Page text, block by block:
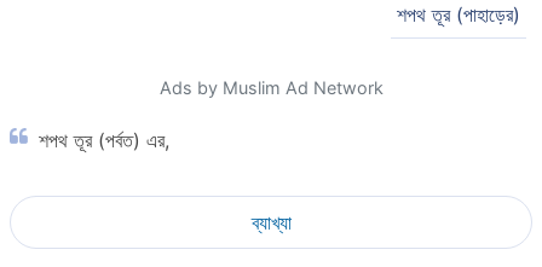
শপথ তূর (পাহাড়ের)
Ads by Muslim Ad Network
শপথ তূর (পর্বত) এর,
ব্যাখ্যা